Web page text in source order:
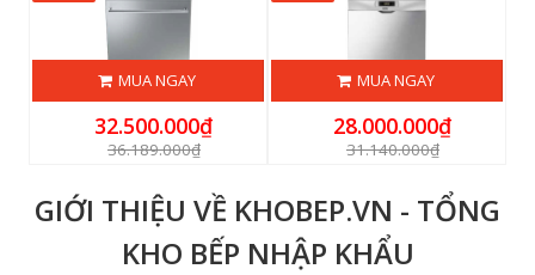
MUA NGAY
32.500.000₫
36.189.000₫
MUA NGAY
28.000.000₫
31.140.000₫
GIỚI THIỆU VỀ KHOBEP.VN - TỔNG
KHO BẾP NHẬP KHẨU